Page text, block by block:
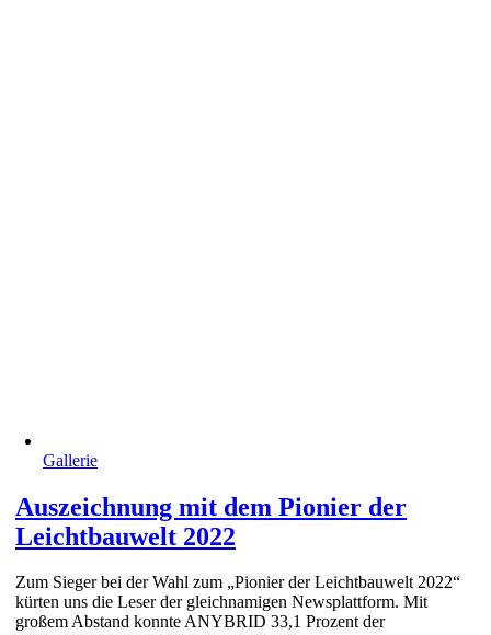
Gallerie
Auszeichnung mit dem Pionier der
Leichtbauwelt 2022
Zum Sieger bei der Wahl zum „Pionier der Leichtbauwelt 2022“
kürten uns die Leser der gleichnamigen Newsplattform. Mit
großem Abstand konnte ANYBRID 33,1 Prozent der